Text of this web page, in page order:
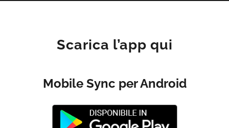
Scarica l’app qui
Mobile Sync per Android